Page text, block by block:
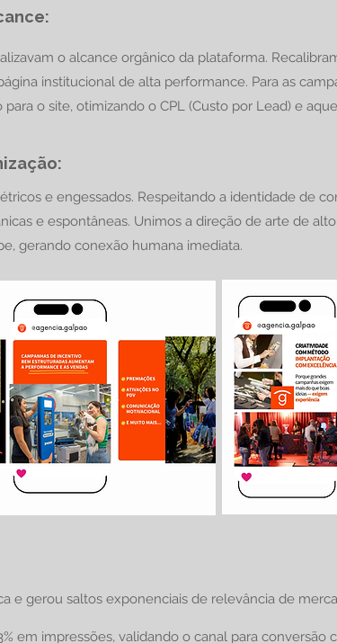
o alcance orgânico da plataforma.
institucional de alta performance. Para as
o site, otimizando o CPL (Custo por Lead) e
e engessados. Respeitando a identidade de
e espontâneas. Unimos a direção de arte de
gerando conexão humana imediata.
e gerou saltos exponenciais de relevância de
em impressões, validando o canal para conversão